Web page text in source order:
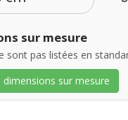
sur mesure
sont pas listées en
dimensions sur mesure